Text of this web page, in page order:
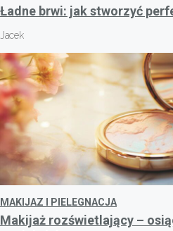
Ładne brwi: jak stworzyć
Jacek
MAKIJAZ I PIELEGNACJA
Makijaż rozświetlający –